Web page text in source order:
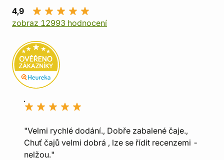
4,9
zobraz 12993 hodnocení
"Velmi rychlé dodání., Dobře zabalené čaje.,
Chuť čajů velmi dobrá , lze se řídit recenzemi -
nelžou."